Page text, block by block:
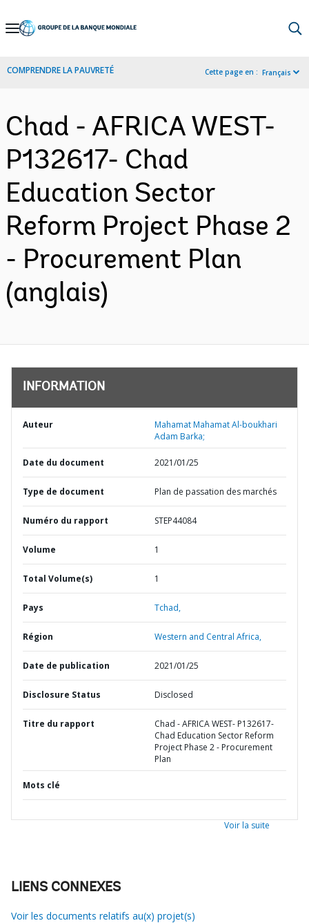
Skip
Navigation
COMPRENDRE LA PAUVRETÉ Cette page en : Français
Chad - AFRICA WEST-
P132617- Chad
Education Sector
Reform Project Phase 2
- Procurement Plan
(anglais)
INFORMATION
Auteur
Mahamat Mahamat Al-boukhari
Adam Barka;
Date du document 2021/01/25
Type de document Plan de passation des marchés
Numéro du rapport STEP44084
Volume 1
Total Volume(s) 1
Pays Tchad,
Région Western and Central Africa,
Date de publication 2021/01/25
Disclosure Status Disclosed
Titre du rapport
Chad - AFRICA WEST- P132617-
Chad Education Sector Reform
Project Phase 2 - Procurement
Plan
Mots clé
Voir la suite
LIENS CONNEXES
Voir les documents relatifs au(x) projet(s)